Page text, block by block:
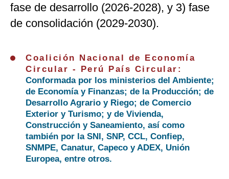
fase de desarrollo (2026-2028), y 3) fase
de consolidación (2029-2030).
Coalición Nacional de Economía
Circular - Perú País Circular:
Conformada por los ministerios del Ambiente;
de Economía y Finanzas; de la Producción; de
Desarrollo Agrario y Riego; de Comercio
Exterior y Turismo; y de Vivienda,
Construcción y Saneamiento, así como
también por la SNI, SNP, CCL, Confiep,
SNMPE, Canatur, Capeco y ADEX, Unión
Europea, entre otros.